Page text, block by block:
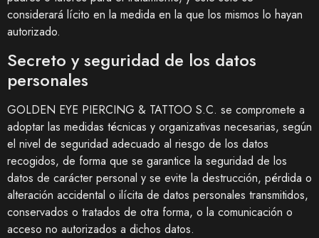
considerará lícito en la medida en la que los mismos lo hayan
autorizado.
Secreto y seguridad de los datos
personales
GOLDEN EYE PIERCING & TATTOO S.C. se compromete a
adoptar las medidas técnicas y organizativas necesarias, según
el nivel de seguridad adecuado al riesgo de los datos
recogidos, de forma que se garantice la seguridad de los
datos de carácter personal y se evite la destrucción, pérdida o
alteración accidental o ilícita de datos personales transmitidos,
conservados o tratados de otra forma, o la comunicación o
acceso no autorizados a dichos datos.